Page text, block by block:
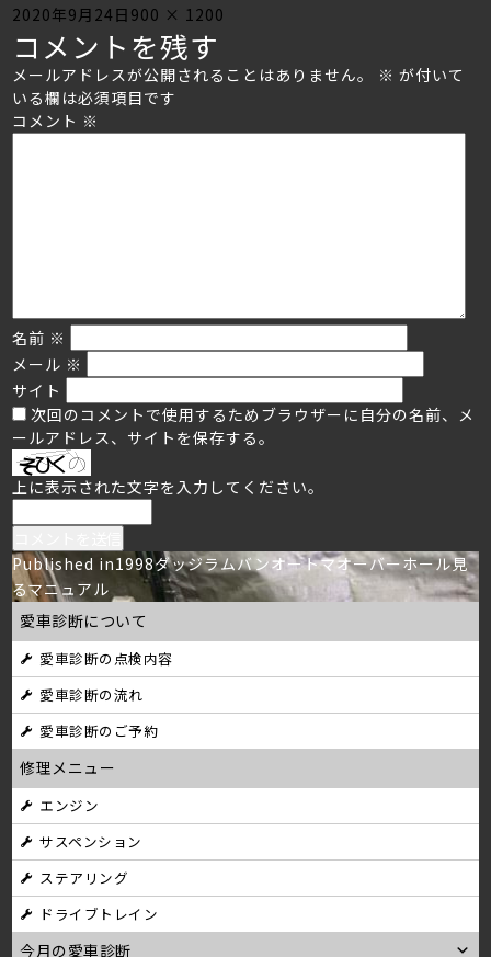
Posted
on
2020年9月24日 Full
size
900 × 1200
コメントを残す
メールアドレスが公開されることはありません。 ※ が付いて
いる欄は必須項目です
コメント ※
名前 ※
メール ※
サイト
次回のコメントで使用するためブラウザーに自分の名前、メ
ールアドレス、サイトを保存する。
上に表示された文字を入力してください。
投
稿
ナ
ビ
ゲ
ー
シ
ョ
ン
Published in1998ダッジラムバンオートマオーバーホール見
るマニュアル
愛車診断について
愛車診断の点検内容
愛車診断の流れ
愛車診断のご予約
修理メニュー
エンジン
サスペンション
ステアリング
ドライブトレイン
今月の愛車診断